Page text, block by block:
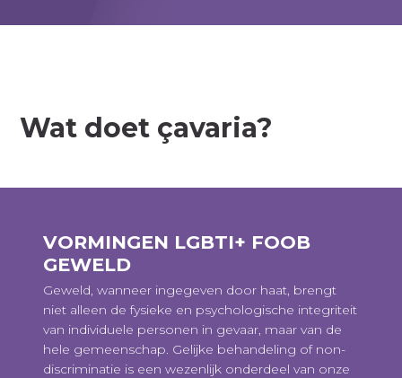
Wat doet çavaria?
VORMINGEN LGBTI+ FOOB
GEWELD
Geweld, wanneer ingegeven door haat, brengt
niet alleen de fysieke en psychologische integriteit
van individuele personen in gevaar, maar van de
hele gemeenschap. Gelijke behandeling of non-
discriminatie is een wezenlijk onderdeel van onze